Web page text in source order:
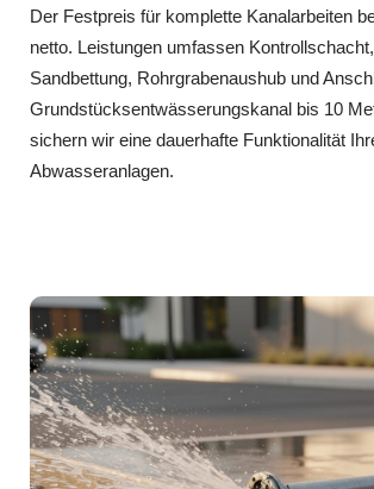
Der Festpreis für komplette Kanalarbeiten
netto. Leistungen umfassen
Sandbettung, Rohrgrabenaushub und
Grundstücksentwässerungskanal bis 10
sichern wir eine dauerhafte Funktionalität
Abwasseranlagen.